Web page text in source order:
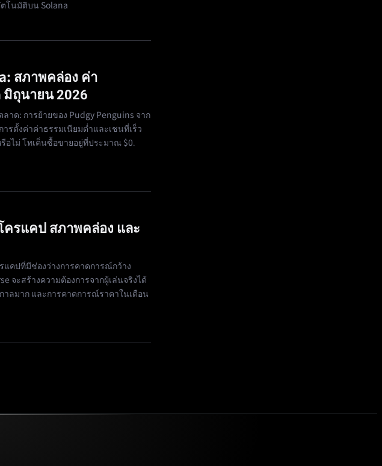
โนมัติบน Solana
สภาพคล่อง ค่า
มิถุนายน 2026
าด: การย้ายของ Pudgy Penguins จาก
ารตั้งค่าค่าธรรมเนียมต่ำและเชนที่เร็ว
ไม่ โทเค็นซื้อขายอยู่ที่ประมาณ $0.
ครแคป สภาพคล่อง และ
แคปที่มีช่องว่างการคาดการณ์กว้าง
จะสร้างความต้องการจากผู้เล่นจริงได้
ลมาก และการคาดการณ์ราคาในเดือน